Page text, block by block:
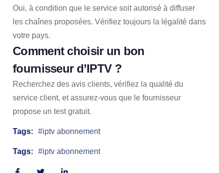
Oui, à condition que le service soit autorisé à diffuser
les chaînes proposées. Vérifiez toujours la légalité dans
votre pays.
Comment choisir un bon
fournisseur d’IPTV ?
Recherchez des avis clients, vérifiez la qualité du
service client, et assurez-vous que le fournisseur
propose un test gratuit.
Tags: iptv abonnement
Tags: iptv abonnement